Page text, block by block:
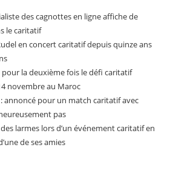
des cagnottes en ligne affiche de
le caritatif
en concert caritatif depuis quinze ans
la deuxième fois le défi caritatif
novembre au Maroc
: annoncé pour un match caritatif avec
pas
larmes lors d’un événement caritatif en
de ses amies